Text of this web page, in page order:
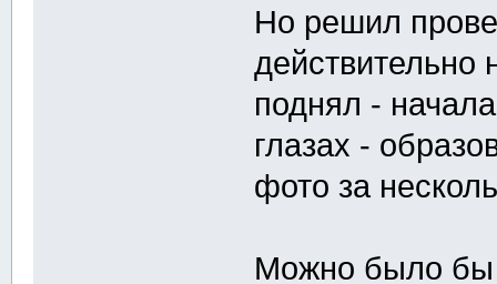
Но решил
действительно
поднял -
глазах -
фото за
Можно было бы